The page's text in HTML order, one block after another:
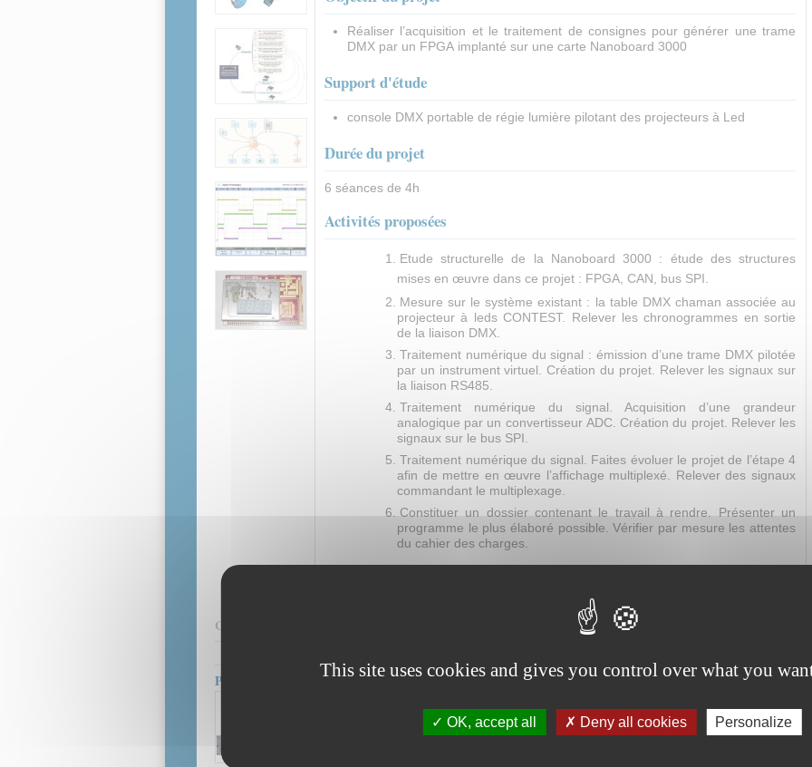
Réaliser l’acquisition et le traitement de consignes pour générer une trame
DMX par un FPGA implanté sur une carte Nanoboard 3000
Support d'étude
console DMX portable de régie lumière pilotant des projecteurs à Led
Durée du projet
6 séances de 4h
Activités proposées
Etude structurelle de la Nanoboard 3000 : étude des structures
mises en œuvre dans ce projet : FPGA, CAN, bus SPI.
Mesure sur le système existant : la table DMX chaman associée au
projecteur à leds CONTEST. Relever les chronogrammes en sortie
de la liaison DMX.
Traitement numérique du signal : émission d’une trame DMX pilotée
par un instrument virtuel. Création du projet. Relever les signaux sur
la liaison RS485.
Traitement numérique du signal. Acquisition d’une grandeur
analogique par un convertisseur ADC. Création du projet. Relever les
signaux sur le bus SPI.
Traitement numérique du signal. Faites évoluer le projet de l’étape 4
afin de mettre en œuvre l’affichage multiplexé. Relever des signaux
commandant le multiplexage.
Constituer un dossier contenant le travail à rendre. Présenter un
programme le plus élaboré possible. Vérifier par mesure les attentes
du cahier des charges.
Contenus associés :
Prototypage FPGA : description VHDL, instruments de mesure virtuels.
Travaux pratiques
This site uses cookies and gives you control over what you
OK, accept all Deny all cookies Personalize